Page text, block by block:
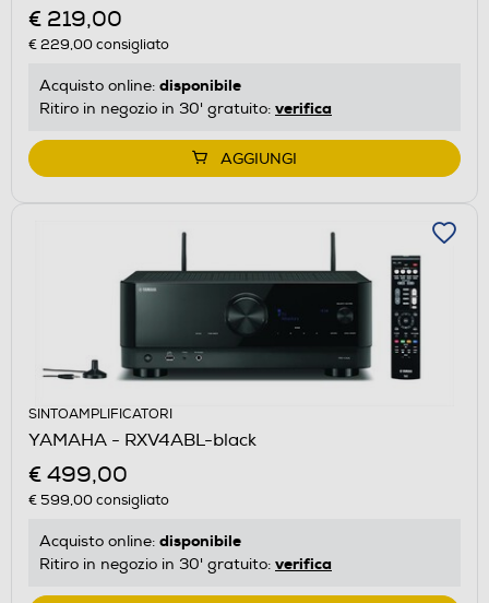
€ 219,00
€ 229,00consigliato
Acquisto online: disponibile
Ritiro in negozio in 30' gratuito: verifica
AGGIUNGI
SINTOAMPLIFICATORI
YAMAHA - RXV4ABL-black
€ 499,00
€ 599,00consigliato
Acquisto online: disponibile
Ritiro in negozio in 30' gratuito: verifica